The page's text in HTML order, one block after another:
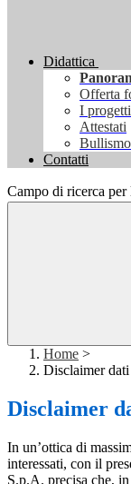
Didattica
Offerta
I
Attestati
Contatti
Campo di ricerca per
Home >
Disclaimer
Disclaimer
In un’ottica di
interessati, con il
S.p.A. precisa che,